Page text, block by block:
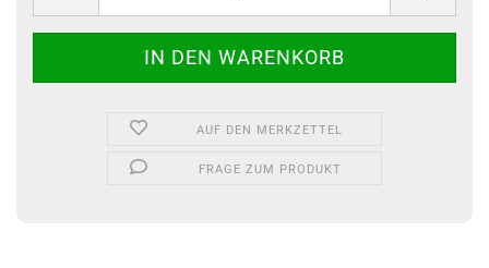
AUF DEN MERKZETTEL
FRAGE ZUM PRODUKT